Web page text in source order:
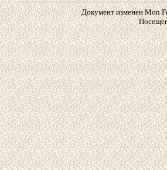
Документ изменен Mon